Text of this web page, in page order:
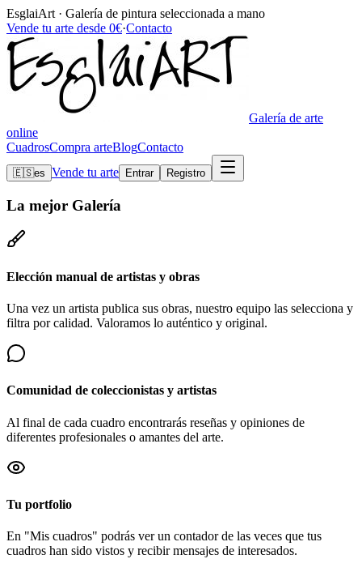
EsglaiArt · Galería de pintura seleccionada a mano
Vende tu arte desde 0€·Contacto
Galería de arte
online
CuadrosCompra arteBlogContacto
🇪🇸es Vende tu arte Entrar Registro
La mejor Galería
Elección manual de artistas y obras
Una vez un artista publica sus obras, nuestro equipo las selecciona y
filtra por calidad. Valoramos lo auténtico y original.
Comunidad de coleccionistas y artistas
Al final de cada cuadro encontrarás reseñas y opiniones de
diferentes profesionales o amantes del arte.
Tu portfolio
En "Mis cuadros" podrás ver un contador de las veces que tus
cuadros han sido vistos y recibir mensajes de interesados.